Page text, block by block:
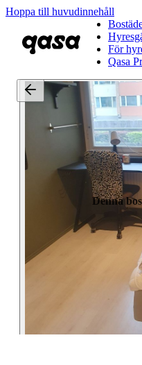
Hoppa till huvudinnehåll
För
Qasa
Denna